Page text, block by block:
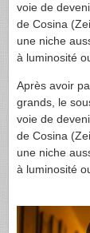
voie de
de Cosina
une niche
à luminosité
Après avoir
grands, le
voie de
de Cosina
une niche
à luminosité